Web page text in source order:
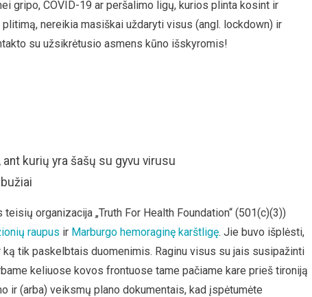
gripo, COVID-19 ar peršalimo ligų, kurios plinta kosint ir
nereikia masiškai uždaryti visus (angl. lockdown) ir
su užsikrėtusio asmens kūno išskyromis!
kurių yra šašų su gyvu virusu
organizacija „Truth For Health Foundation“ (501(c)(3))
raupus ir Marburgo hemoraginę karštligę. Jie buvo išplėsti,
tik paskelbtais duomenimis. Raginu visus su jais susipažinti
keliuose kovos frontuose tame pačiame kare prieš tironiją
ir (arba) veiksmų plano dokumentais, kad įspėtumėte